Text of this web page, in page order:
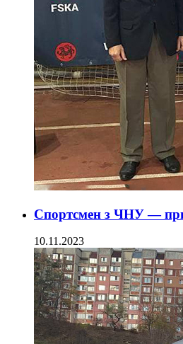
Спортсмен з ЧНУ —
10.11.2023